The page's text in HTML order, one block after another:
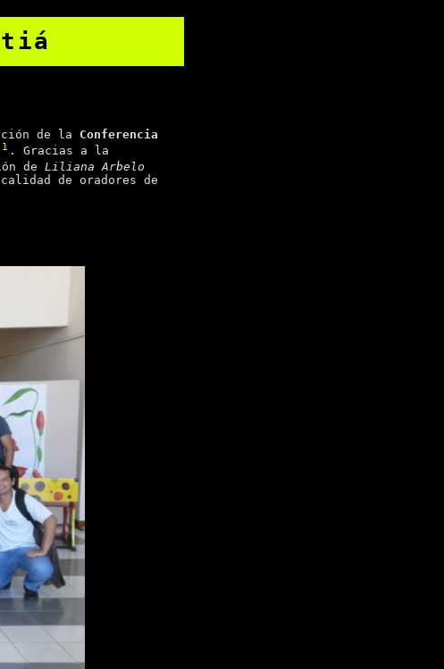
de la Conferencia
1 . Gracias a la
de Liliana Arbelo
de oradores de